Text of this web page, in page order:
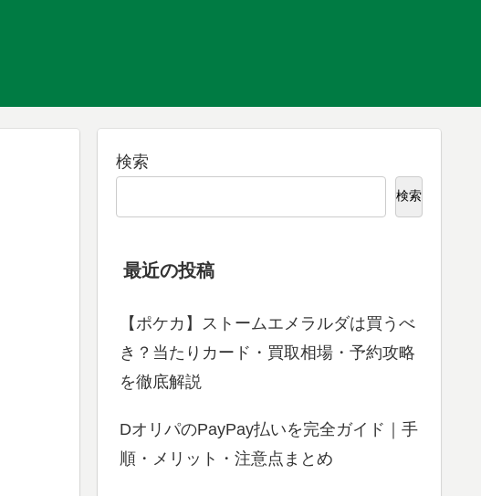
検索
検索
最近の投稿
【ポケカ】ストームエメラルダは買うべ
き？当たりカード・買取相場・予約攻略
を徹底解説
DオリパのPayPay払いを完全ガイド｜手
順・メリット・注意点まとめ